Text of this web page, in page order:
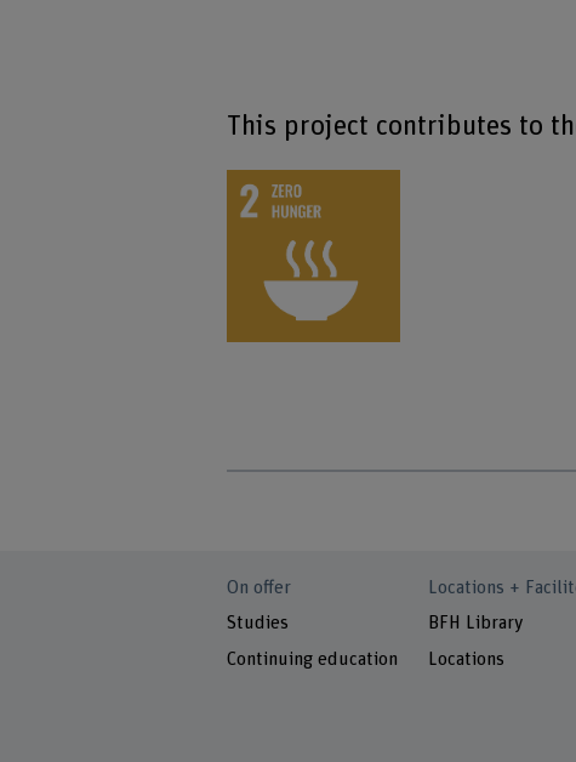
This project contributes to
On offer
Studies
Continuing education
Locations +
BFH Library
Locations